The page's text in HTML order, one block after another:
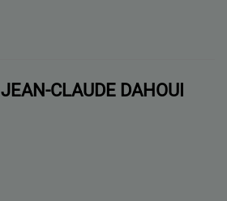
JEAN-CLAUDE DAHOUI